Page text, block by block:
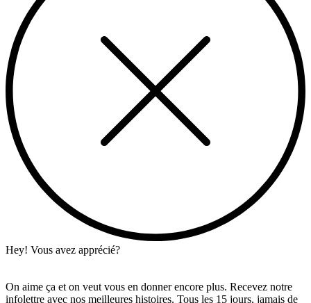
Hey! Vous avez apprécié?
On aime ça et on veut vous en donner encore plus. Recevez notre
infolettre avec nos meilleures histoires. Tous les 15 jours, jamais de